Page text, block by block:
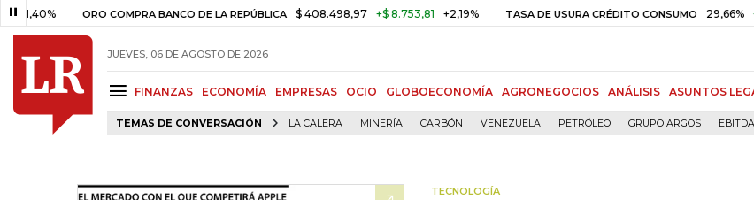
ORO COMPRA BANCO DE LA REPÚBLICA $ 408.498,97 +$ 8.753,81 +2,19% TASA DE USURA CRÉDITO CONSUMO 29,66% +0,87%
JUEVES, 06 DE AGOSTO DE 2026
FINANZAS ECONOMÍA EMPRESAS OCIO GLOBOECONOMÍA AGRONEGOCIOS ANÁLISIS ASUNTOS
TEMAS DE CONVERSACIÓN LA CALERA MINERÍA CARBÓN VENEZUELA PETRÓLEO GRUPO ARGOS EBITDA
TECNOLOGÍA